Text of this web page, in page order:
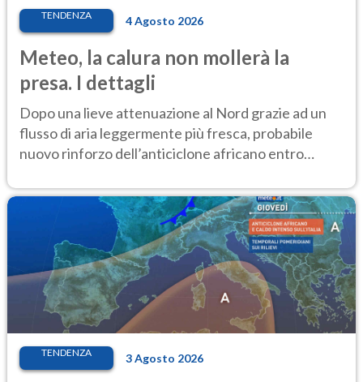
TENDENZA 4 Agosto 2026
Meteo, la calura non mollerà la
presa. I dettagli
Dopo una lieve attenuazione al Nord grazie ad un
flusso di aria leggermente più fresca, probabile
nuovo rinforzo dell’anticiclone africano entro
TENDENZA 3 Agosto 2026